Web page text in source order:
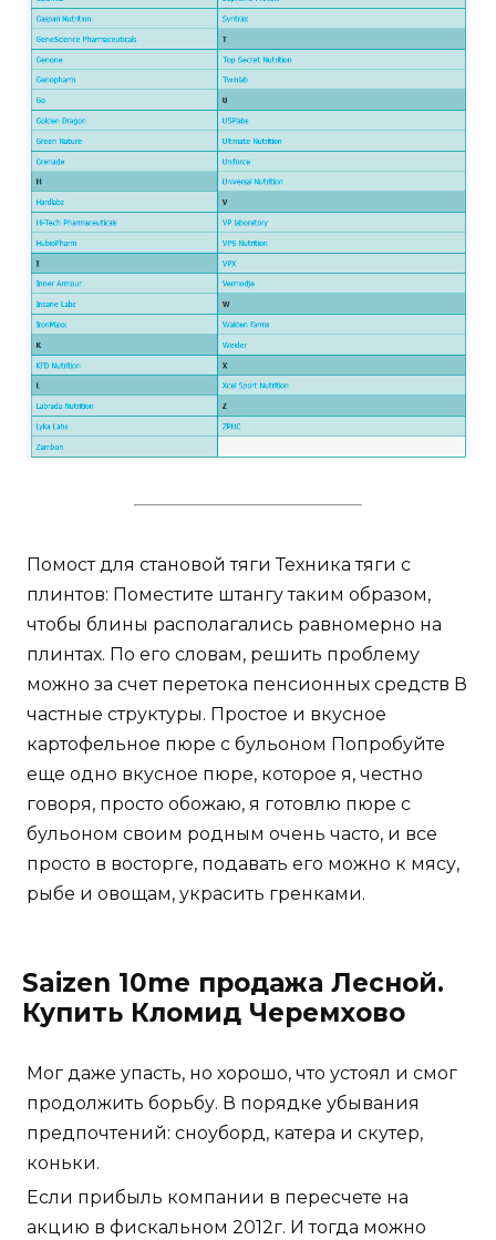
Помост для становой тяги Техника тяги с
плинтов: Поместите штангу таким образом,
чтобы блины располагались равномерно на
плинтах. По его словам, решить проблему
можно за счет перетока пенсионных средств В
частные структуры. Простое и вкусное
картофельное пюре с бульоном Попробуйте
еще одно вкусное пюре, которое я, честно
говоря, просто обожаю, я готовлю пюре с
бульоном своим родным очень часто, и все
просто в восторге, подавать его можно к мясу,
рыбе и овощам, украсить гренками.
Saizen 10me продажа Лесной.
Купить Кломид Черемхово
Мог даже упасть, но хорошо, что устоял и смог
продолжить борьбу. В порядке убывания
предпочтений: сноуборд, катера и скутер,
коньки.
Если прибыль компании в пересчете на
акцию в фискальном 2012г. И тогда можно